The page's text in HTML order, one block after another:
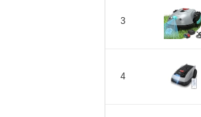
3
4